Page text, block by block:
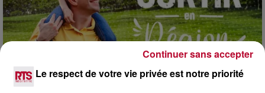
7 août 2026
Le respect de votre vie privée est notre priorité
Continuer sans accepter